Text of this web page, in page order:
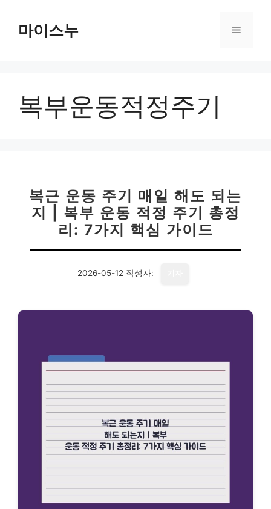
마이스누 메
복부운동적정주기
복근 운동 주기 매일 해도 되는
지 | 복부 운동 적정 주기 총정
리: 7가지 핵심 가이드
2026-05-12 작성자: